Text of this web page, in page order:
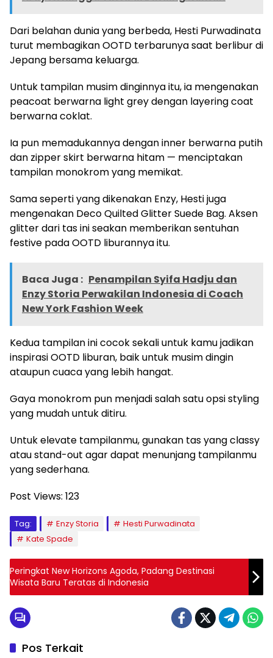
Dari belahan dunia yang berbeda, Hesti Purwadinata
turut membagikan OOTD terbarunya saat berlibur di
Jepang bersama keluarga.
Untuk tampilan musim dinginnya itu, ia mengenakan
peacoat berwarna light grey dengan layering coat
berwarna coklat.
Ia pun memadukannya dengan inner berwarna putih
dan zipper skirt berwarna hitam — menciptakan
tampilan monokrom yang memikat.
Sama seperti yang dikenakan Enzy, Hesti juga
mengenakan Deco Quilted Glitter Suede Bag. Aksen
glitter dari tas ini seakan memberikan sentuhan
festive pada OOTD liburannya itu.
Baca Juga : Penampilan Syifa Hadju dan
Enzy Storia Perwakilan Indonesia di Coach
New York Fashion Week
Kedua tampilan ini cocok sekali untuk kamu jadikan
inspirasi OOTD liburan, baik untuk musim dingin
ataupun cuaca yang lebih hangat.
Gaya monokrom pun menjadi salah satu opsi styling
yang mudah untuk ditiru.
Untuk elevate tampilanmu, gunakan tas yang classy
atau stand-out agar dapat menunjang tampilanmu
yang sederhana.
Post Views: 123
Tag: Enzy Storia
Hesti Purwadinata
Kate Spade
Peringkat New Horizons Agoda, Padang Destinasi
Wisata Baru Teratas di Indonesia
Pos Terkait